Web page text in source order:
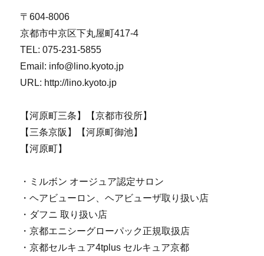
〒604-8006
京都市中京区下丸屋町417-4
TEL: 075-231-5855
Email: info@lino.kyoto.jp
URL: http://lino.kyoto.jp
【河原町三条】【京都市役所】
【三条京阪】【河原町御池】
【河原町】
・ミルボン オージュア認定サロン
・ヘアビューロン、ヘアビューザ取り扱い店
・ダフニ 取り扱い店
・京都エニシーグローパック正規取扱店
・京都セルキュア4tplus セルキュア京都